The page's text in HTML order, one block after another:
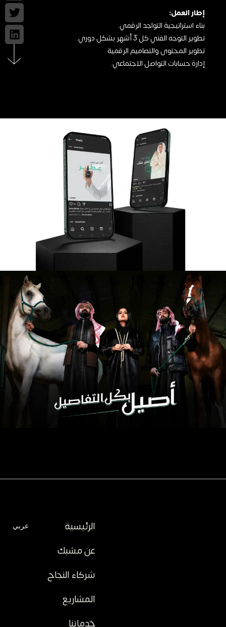
إطار العمل:
بناء استراتيجية التواجد الرقمي.
تطوير التوجه الفني كل 3 أشهر بشكل دوري.
تطوير المحتوى والتصاميم الرقمية
إدارة حسابات التواصل الاجتماعي.
الرئيسية
عن مشبك
شركاء النجاح
المشاريع
خدماتنا
عربي